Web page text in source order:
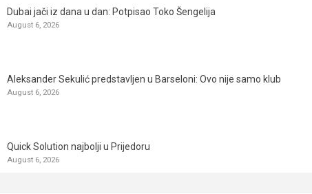
Dubai jači iz dana u dan: Potpisao Toko Šengelija
August 6, 2026
Aleksander Sekulić predstavljen u Barseloni: Ovo nije samo klub
August 6, 2026
Quick Solution najbolji u Prijedoru
August 6, 2026